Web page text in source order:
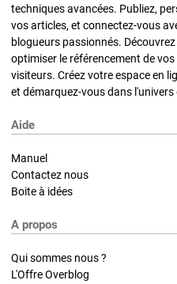
techniques avancées. Publiez,
vos articles, et connectez-vous
blogueurs passionnés.
optimiser le référencement de
visiteurs. Créez votre espace en
et démarquez-vous dans
Aide
Manuel
Contactez nous
Boite à idées
A propos
Qui sommes nous ?
L'Offre Overblog